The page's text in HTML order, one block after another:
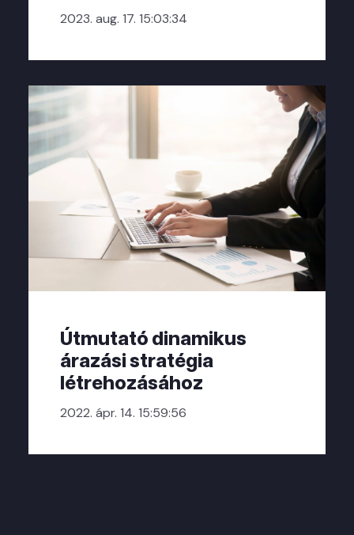
2023. aug. 17. 15:03:34
Útmutató dinamikus
árazási stratégia
létrehozásához
2022. ápr. 14. 15:59:56